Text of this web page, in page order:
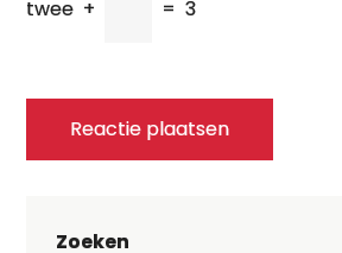
twee + = 3
Zoeken